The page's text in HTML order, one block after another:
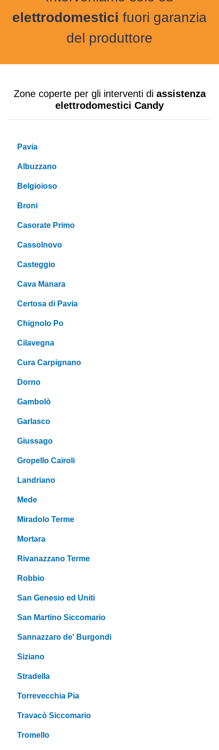
elettrodomestici fuori garanzia
del produttore
Zone coperte per gli interventi di assistenza
elettrodomestici Candy
Pavia
Albuzzano
Belgioioso
Broni
Casorate Primo
Cassolnovo
Casteggio
Cava Manara
Certosa di Pavia
Chignolo Po
Cilavegna
Cura Carpignano
Dorno
Gambolò
Garlasco
Giussago
Gropello Cairoli
Landriano
Mede
Miradolo Terme
Mortara
Rivanazzano Terme
Robbio
San Genesio ed Uniti
San Martino Siccomario
Sannazzaro de' Burgondi
Siziano
Stradella
Torrevecchia Pia
Travacò Siccomario
Tromello